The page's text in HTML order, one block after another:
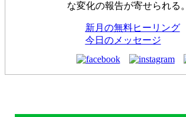
な変化の報告が寄せられる。
新月の無料ヒーリング
今日のメッセージ